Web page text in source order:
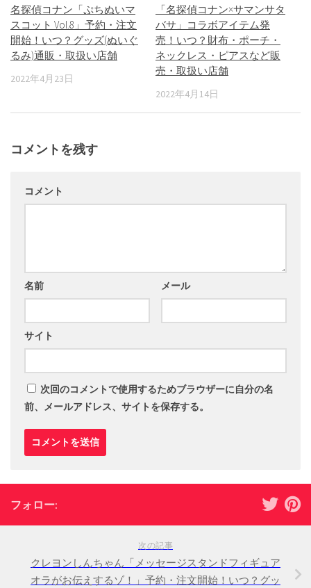
名探偵コナン「ぷちぬいマ
スコット Vol.8」予約・注文
開始！いつ？グッズ(ぬいぐ
るみ)通販・取扱い店舗
2022年4月23日
「名探偵コナン×サマンサタ
バサ」コラボアイテム発
売！いつ？財布・ポーチ・
ネックレス・ピアスなど販
売・取扱い店舗
2022年4月14日
コメントを残す
コメント
名前 メール
サイト
次回のコメントで使用するためブラウザーに自分の名
前、メールアドレス、サイトを保存する。
フォロー:
次の記事
クレヨンしんちゃん「メッセージスタンドフィギュア
オラがお伝えするゾ！」予約・注文開始！いつ？グッ